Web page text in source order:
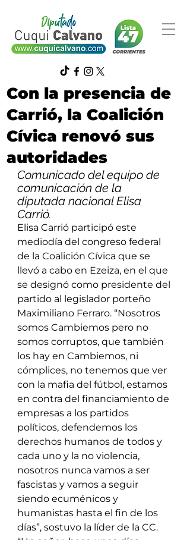
Con la presencia de
Carrió, la Coalición
Cívica renovó sus
autoridades
Comunicado del equipo de
comunicación de la
diputada nacional Elisa
Carrió.
Elisa Carrió participó este
mediodía del congreso federal
de la Coalición Cívica que se
llevó a cabo en Ezeiza, en el que
se designó como presidente del
partido al legislador porteño
Maximiliano Ferraro. “Nosotros
somos Cambiemos pero no
somos corruptos, que también
los hay en Cambiemos, ni
cómplices, no tenemos que ver
con la mafia del fútbol, estamos
en contra del financiamiento de
empresas a los partidos
políticos, defendemos los
derechos humanos de todos y
cada uno y la no violencia,
nosotros nunca vamos a ser
fascistas y vamos a seguir
siendo ecuménicos y
humanistas hasta el fin de los
días”, sostuvo la líder de la CC.